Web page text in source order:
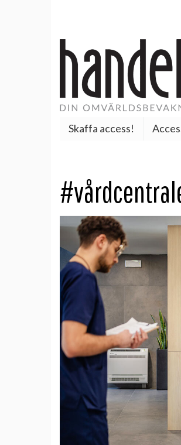
Skaffa access!